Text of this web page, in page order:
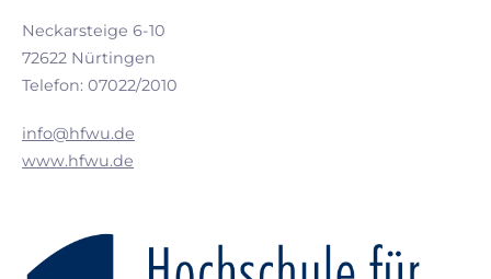
Neckarsteige 6-10
72622 Nürtingen
Telefon: 07022/2010
info@hfwu.de
www.hfwu.de